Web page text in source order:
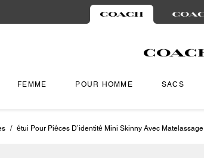
FEMME POUR HOMME SACS
/ étui Pour Pièces D’identité Mini Skinny Avec Matelassage